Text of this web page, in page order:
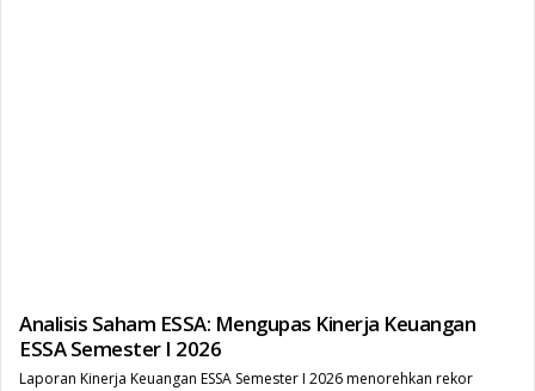
Analisis Saham ESSA: Mengupas Kinerja Keuangan
ESSA Semester I 2026
Laporan Kinerja Keuangan ESSA Semester I 2026 menorehkan rekor